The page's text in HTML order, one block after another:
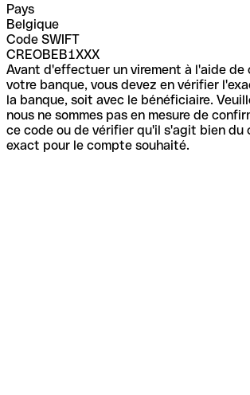
Pays
Belgique
Code SWIFT
CREOBEB1XXX
Avant d'effectuer un virement à l'aide de
votre banque, vous devez en vérifier
la banque, soit avec le bénéficiaire.
nous ne sommes pas en mesure de
ce code ou de vérifier qu'il s'agit bien du
exact pour le compte souhaité.